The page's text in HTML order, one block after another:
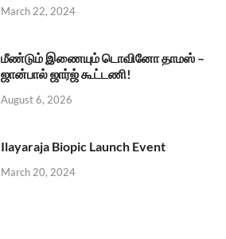
March 22, 2024
மீண்டும் இணையும் டொவினோ தாமஸ் –
ஜான்பால் ஜார்ஜ் கூட்டணி!
August 6, 2026
Ilayaraja Biopic Launch Event
March 20, 2024